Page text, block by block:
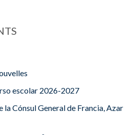
escolar 2026-2027
la Cónsul General de Francia, Azar